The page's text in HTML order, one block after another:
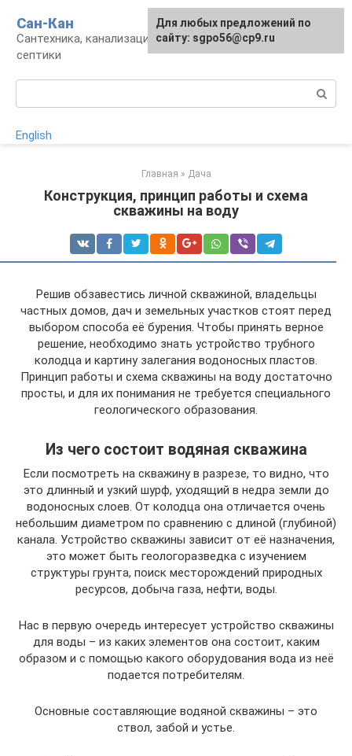
контенту
Сан-Кан
Сантехника, канализация, водопровод,
септики
English
Главная » Дача
Конструкция, принцип работы и схема
скважины на воду
Решив обзавестись личной скважиной, владельцы
частных домов, дач и земельных участков стоят перед
выбором способа её бурения. Чтобы принять верное
решение, необходимо знать устройство трубного
колодца и картину залегания водоносных пластов.
Принцип работы и схема скважины на воду достаточно
просты, и для их понимания не требуется специального
геологического образования.
Из чего состоит водяная скважина
Если посмотреть на скважину в разрезе, то видно, что
это длинный и узкий шурф, уходящий в недра земли до
водоносных слоев. От колодца она отличается очень
небольшим диаметром по сравнению с длиной (глубиной)
канала. Устройство скважины зависит от её назначения,
это может быть геологоразведка с изучением
структуры грунта, поиск месторождений природных
ресурсов, добыча газа, нефти, воды.
Нас в первую очередь интересует устройство скважины
для воды – из каких элементов она состоит, каким
образом и с помощью какого оборудования вода из неё
подается потребителям.
Основные составляющие водяной скважины – это
ствол, забой и устье.
Для любых предложений по
сайту: sgpo56@cp9.ru